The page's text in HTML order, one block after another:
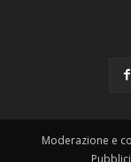
Moderazione e